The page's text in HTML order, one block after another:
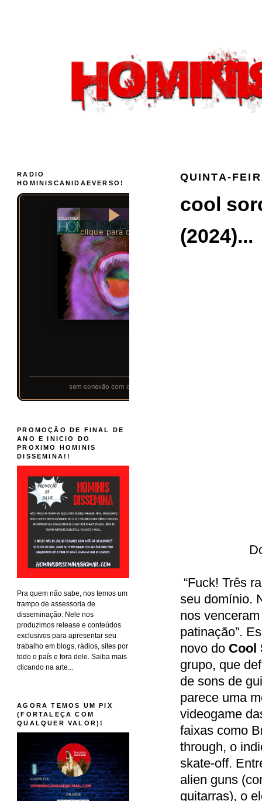
QUINTA-
cool
(2024)...
“Fuck! Três
seu domínio.
nos
patinação”.
novo do Cool
grupo, que
de sons de
parece uma
videogame
faixas como
through, o
skate-off.
alien guns
guitarras), o
RADIO
HOMINISCANIDAEVERSO!
PROMOÇÃO DE FINAL DE
ANO E INICIO DO
PROXIMO HOMINIS
DISSEMINA!!
Pra quem não sabe, nos temos um
trampo de assessoria de
disseminação: Nele nos
produzimos release e conteúdos
exclusivos para apresentar seu
trabalho em blogs, rádios, sites por
todo o país e fora dele. Saiba mais
clicando na arte...
AGORA TEMOS UM PIX
(FORTALEÇA COM
QUALQUER VALOR)!